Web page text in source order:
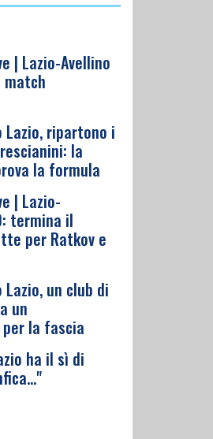
| Lazio-Avellino
Lazio, ripartono i
la
la formula
| Lazio-
termina il
per Ratkov e
un club di
un
la fascia
ha il sì di